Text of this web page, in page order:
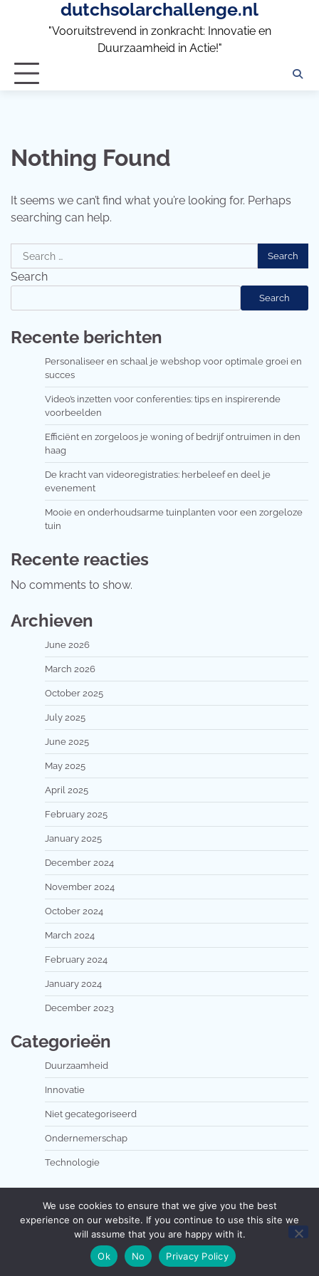
dutchsolarchallenge.nl
"Vooruitstrevend in zonkracht: Innovatie en
Duurzaamheid in Actie!"
Nothing Found
It seems we can’t find what you’re looking for. Perhaps
searching can help.
Search
for:
Search
Search
Recente berichten
Personaliseer en schaal je webshop voor optimale groei en
succes
Video’s inzetten voor conferenties: tips en inspirerende
voorbeelden
Efficiënt en zorgeloos je woning of bedrijf ontruimen in den
haag
De kracht van videoregistraties: herbeleef en deel je
evenement
Mooie en onderhoudsarme tuinplanten voor een zorgeloze
tuin
Recente reacties
No comments to show.
Archieven
June 2026
March 2026
October 2025
July 2025
June 2025
May 2025
April 2025
February 2025
January 2025
December 2024
November 2024
October 2024
March 2024
February 2024
January 2024
December 2023
Categorieën
Duurzaamheid
Innovatie
Niet gecategoriseerd
Ondernemerschap
Technologie
Copyright © 2026dutchsolarchallenge.nlTheme:
Popular Blog ByAdore Themes.
We use cookies to ensure that we give you the best
experience on our website. If you continue to use this site we
will assume that you are happy with it.
Ok
No Privacy Policy